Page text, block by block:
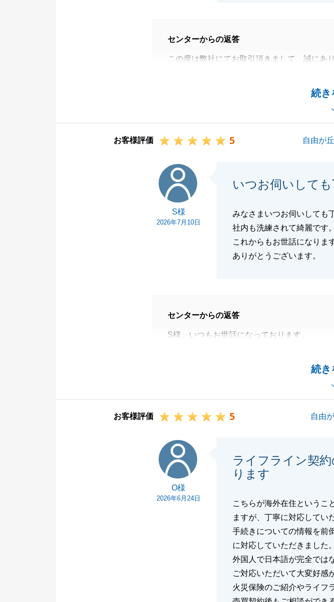
続き
センターからの返答
この度は弊社にてお取引頂きまして、誠にあ
終始スムーズにコミュニケーションをお取り
めてまいります。
ださいませ。
閉じる
お客様評価 5 自由が
S様
2026年7月10日
いつお伺いして
みなさまいつお伺いしても
社内も洗練されて綺麗です。
これからもお世話になります
ありがとうございます。
続き
センターからの返答
S様、いつもお世話になっております。
お買換え等でお力に成れます様、これからも
お客様評価 5 自由
O様
2026年6月24日
ライフライン契
ります
こちらが海外在住というこ
ますが、丁寧に対応してい
手続きについての情報を前
に対応していただきました。
外国人で日本語が完全では
ご対応いただいて大変好感
火災保険のご紹介やライフ